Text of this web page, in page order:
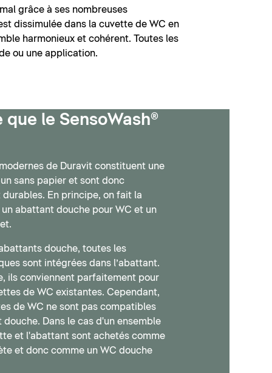
grâce à ses nombreuses
dissimulée dans la cuvette de WC en
harmonieux et cohérent. Toutes les
ou une application.
le SensoWash®
de Duravit constituent une
sans papier et sont donc
En principe, on fait la
abattant douche pour WC et un
douche, toutes les
sont intégrées dans l’abattant.
ils conviennent parfaitement pour
de WC existantes. Cependant,
de WC ne sont pas compatibles
Dans le cas d'un ensemble
et l'abattant sont achetés comme
et donc comme un WC douche